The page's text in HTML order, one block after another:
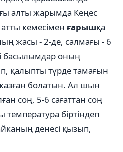
алты жарымда Кеңес
кемесімен ғарышқа
жасы - 2-де, салмағы - 6
басылымдар оның
қалыпты түрде тамағын
болатын. Ал шын
соң, 5-6 сағаттан соң
температура біртіндеп
денесі қызып,